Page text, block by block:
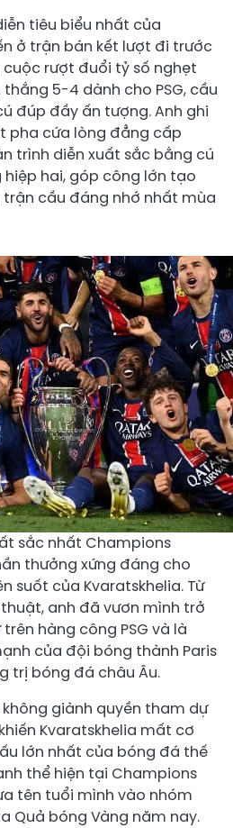
tiêu biểu nhất của
ở trận bán kết lượt đi trước
cuộc rượt đuổi tỷ số nghẹt
5-4 dành cho PSG, cầu
đúp đầy ấn tượng. Anh ghi
pha cứa lòng đẳng cấp
trình diễn xuất sắc bằng cú
hai, góp công lớn tạo
cầu đáng nhớ nhất mùa
sắc nhất Champions
thưởng xứng đáng cho
suốt của Kvaratskhelia. Từ
anh đã vươn mình trở
hàng công PSG và là
của đội bóng thành Paris
trị bóng đá châu Âu.
giành quyền tham dự
Kvaratskhelia mất cơ
lớn nhất của bóng đá thế
thể hiện tại Champions
tên tuổi mình vào nhóm
Quả bóng Vàng năm nay.